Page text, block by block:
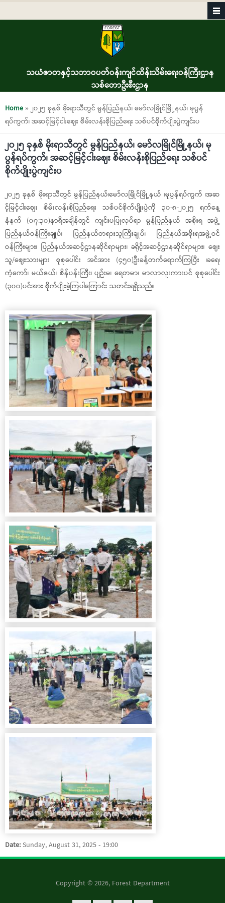
သယံဇာတနှင့်သဘာဝပတ်ဝန်းကျင်ထိန်းသိမ်းရေးဝန်ကြီးဌာန
သစ်တောဦးစီးဌာန
You are here
Home» ၂၀၂၅ ခုနှစ် မိုးရာသီတွင် မွန်ပြည်နယ်၊ မော်လမြိုင်မြို့နယ်၊ မုပွန်
ရပ်ကွက်၊ အဆင့်မြင့်ငါးဈေး စိမ်းလန်းစိုပြည်ရေး သစ်ပင်စိုက်ပျိုးပွဲကျင်းပ
၂၀၂၅ ခုနှစ် မိုးရာသီတွင် မွန်ပြည်နယ်၊ မော်လမြိုင်မြို့နယ်၊ မု
ပွန်ရပ်ကွက်၊ အဆင့်မြင့်ငါးဈေး စိမ်းလန်းစိုပြည်ရေး သစ်ပင်
စိုက်ပျိုးပွဲကျင်းပ
၂၀၂၅ ခုနှစ် မိုးရာသီတွင် မွန်ပြည်နယ်၊မော်လမြိုင်မြို့နယ် ၊မုပွန်ရပ်ကွက် ၊အဆ
င့်မြင့်ငါးဈေး စိမ်းလန်းစိုပြည်ရေး သစ်ပင်စိုက်ပျိုးပွဲကို ၃၀-၈-၂၀၂၅ ရက်နေ့
နံနက် (၀၇:၃၀)နာရီအချိန်တွင် ကျင်းပပြုလုပ်ရာ မွန်ပြည်နယ် အစိုးရ အဖွဲ့
ပြည်နယ်ဝန်ကြီးချုပ်၊ ပြည်နယ်တရားသူကြီးချုပ်၊ ပြည်နယ်အစိုးရအဖွဲ့ဝင်
ဝန်ကြီးများ၊ ပြည်နယ်အဆင့်ဌာနဆိုင်ရာများ၊ ခရိုင့်အဆင့်ဌာနဆိုင်ရာများ၊ ဈေး
သူ/ဈေးသားများ စုစုပေါင်း အင်အား (၄၅၀)ဦးခန့်တက်ရောက်ကြပြီး ၊ခရေ၊
ကံ့ကော်၊ မယ်ဇယ်၊ စိန်ပန်းကြီး၊ ပျဉ်းမ၊ ရေတမာ၊ မာလာလူးကားပင် စုစုပေါင်း
(၃၀၀)ပင်အား စိုက်ပျိုးခဲ့ကြပါကြောင်း သတင်းရရှိသည်။
Date: Sunday, August 31, 2025 - 19:00
Copyright © 2026, Forest Department